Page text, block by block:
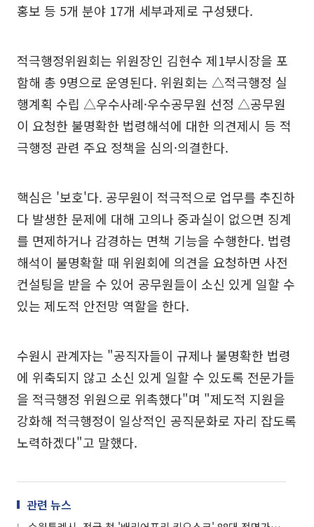
홍보 등 5개 분야 17개 세부과제로 구성됐다.
적극행정위원회는 위원장인 김현수 제1부시장을 포
함해 총 9명으로 운영된다. 위원회는 △적극행정 실
행계획 수립 △우수사례·우수공무원 선정 △공무원
이 요청한 불명확한 법령해석에 대한 의견제시 등 적
극행정 관련 주요 정책을 심의·의결한다.
핵심은 '보호'다. 공무원이 적극적으로 업무를 추진하
다 발생한 문제에 대해 고의나 중과실이 없으면 징계
를 면제하거나 감경하는 면책 기능을 수행한다. 법령
해석이 불명확할 때 위원회에 의견을 요청하면 사전
컨설팅을 받을 수 있어 공무원들이 소신 있게 일할 수
있는 제도적 안전망 역할을 한다.
수원시 관계자는 "공직자들이 규제나 불명확한 법령
에 위축되지 않고 소신 있게 일할 수 있도록 전문가들
을 적극행정 위원으로 위촉했다"며 "제도적 지원을
강화해 적극행정이 일상적인 공직문화로 자리 잡도록
노력하겠다"고 말했다.
관련 뉴스